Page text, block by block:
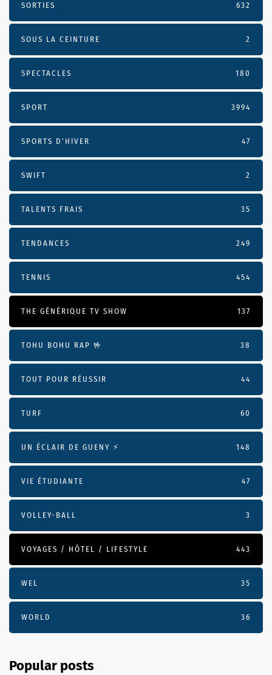
SORTIES 632
SOUS LA CEINTURE 2
SPECTACLES 180
SPORT 3994
SPORTS D'HIVER 47
SWIFT 2
TALENTS FRAIS 35
TENDANCES 249
TENNIS 454
THE GÉNÉRIQUE TV SHOW 137
TOHU BOHU RAP 🤟 38
TOUT POUR RÉUSSIR 44
TURF 60
UN ÉCLAIR DE GUENY ⚡️ 148
VIE ÉTUDIANTE 47
VOLLEY-BALL 3
VOYAGES / HÔTEL / LIFESTYLE 443
WEL 35
WORLD 36
Popular posts